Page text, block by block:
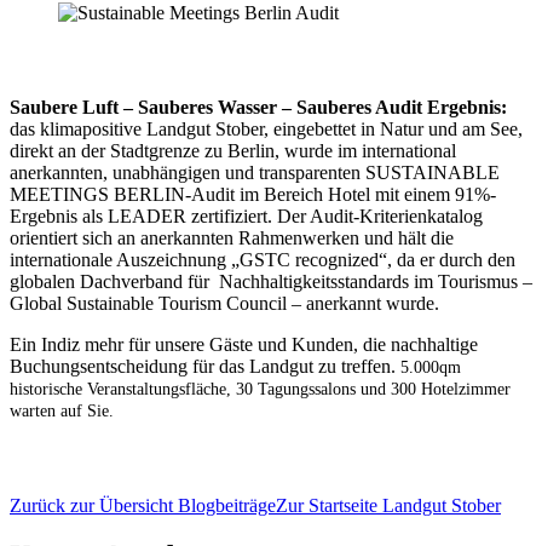
Saubere Luft – Sauberes Wasser – Sauberes Audit Ergebnis:
das klimapositive Landgut Stober, eingebettet in Natur und am See,
direkt an der Stadtgrenze zu Berlin, wurde im international
anerkannten, unabhängigen und transparenten SUSTAINABLE
MEETINGS BERLIN-Audit im Bereich Hotel mit einem 91%-
Ergebnis als LEADER zertifiziert. Der Audit-Kriterienkatalog
orientiert sich an anerkannten Rahmenwerken und hält die
internationale Auszeichnung „GSTC recognized“, da er durch den
globalen Dachverband für Nachhaltigkeitsstandards im Tourismus –
Global Sustainable Tourism Council – anerkannt wurde.
Ein Indiz mehr für unsere Gäste und Kunden, die nachhaltige
Buchungsentscheidung für das Landgut zu treffen. 5.000qm
historische Veranstaltungsfläche, 30 Tagungssalons und 300 Hotelzimmer
warten auf Sie.
Zurück zur Übersicht BlogbeiträgeZur Startseite Landgut Stober